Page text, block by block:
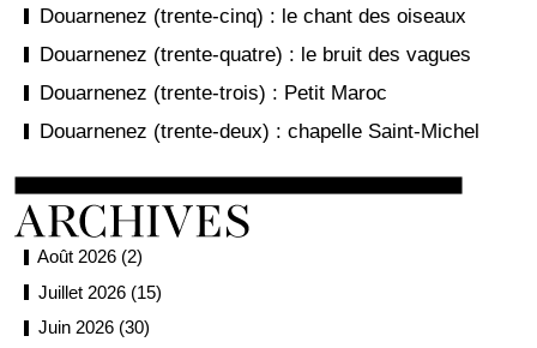
Douarnenez (trente-cinq) : le chant des oiseaux
Douarnenez (trente-quatre) : le bruit des vagues
Douarnenez (trente-trois) : Petit Maroc
Douarnenez (trente-deux) : chapelle Saint-Michel
Août 2026 (2)
Juillet 2026 (15)
Juin 2026 (30)